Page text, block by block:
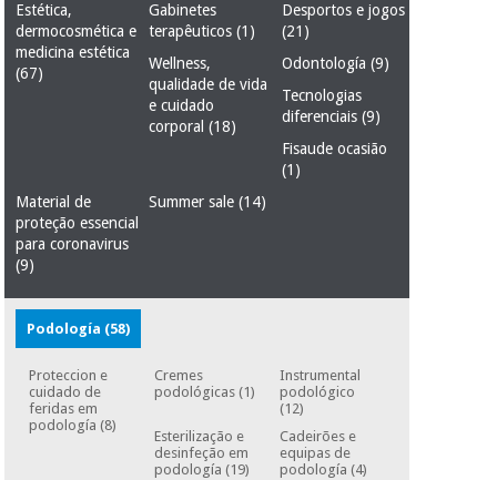
Fisaude
Tech
Academy
Material de
proteção
essencial
fitness
pilates
e jogos
sanitário
Veterinária
Outlet
Fisaude
Aluguer
Mobiliário
clínico
Material de
proteção
essencial
para
coronavirus
fitness e
pilates
Estética,
dermocosmética e
medicina estética
(67)
Gabinetes
terapêuticos (1)
Desportos e jogos
(21)
Wellness,
qualidade de vida
e cuidado
corporal (18)
Odontología(9)
Tecnologias
diferenciais(9)
Fisaude ocasião
(1)
Material de
proteção essencial
para coronavirus
(9)
Summer sale (14)
Podología (58)
Proteccion e
cuidado de
feridas em
podología (8)
Cremes
podológicas (1)
Instrumental
podológico
(12)
Esterilização e
desinfeção em
podología (19)
Cadeirões e
equipas de
podología (4)